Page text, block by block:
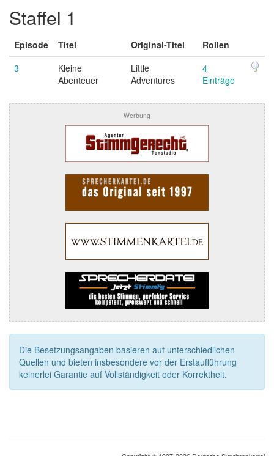
Staffel 1
Episode Titel Original-Titel
Rollen
3
Kleine
Abenteuer
Little
Adventures
4
Einträge
Werbung
Die Besetzungsangaben basieren auf unterschiedlichen
Quellen und bieten insbesondere vor der Erstaufführung
keinerlei Garantie auf Vollständigkeit oder Korrektheit.